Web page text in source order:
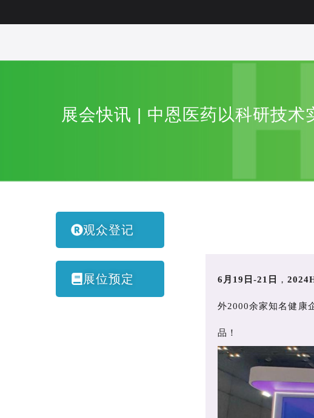
展会快讯 | 中恩医药以科研技术
观众登记
展位预定 6月19日-21日 ，
外2000余家知名健康
品！